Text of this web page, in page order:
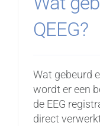
QEEG?
Wat gebeurd
wordt er een
de EEG
direct